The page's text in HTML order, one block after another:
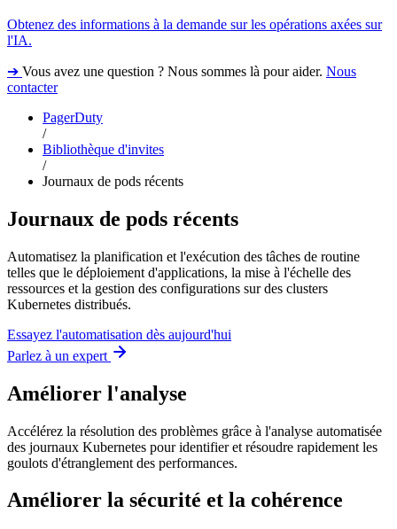
Obtenez des informations à la demande sur les opérations axées sur
l'IA.
➔ Vous avez une question ? Nous sommes là pour aider. Nous
contacter
PagerDuty
/
Bibliothèque d'invites
/
Journaux de pods récents
Journaux de pods récents
Automatisez la planification et l'exécution des tâches de routine
telles que le déploiement d'applications, la mise à l'échelle des
ressources et la gestion des configurations sur des clusters
Kubernetes distribués.
Essayez l'automatisation dès aujourd'hui
Parlez à un expert
Améliorer l'analyse
Accélérez la résolution des problèmes grâce à l'analyse automatisée
des journaux Kubernetes pour identifier et résoudre rapidement les
goulots d'étranglement des performances.
Améliorer la sécurité et la cohérence